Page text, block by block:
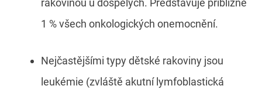
rakovinou u dospělých. Představuje přibližně
1 % všech onkologických onemocnění.
Nejčastějšími typy dětské rakoviny jsou
leukémie (zvláště akutní lymfoblastická